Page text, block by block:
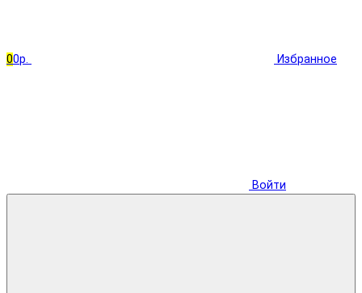
00р. Избранное
Войти